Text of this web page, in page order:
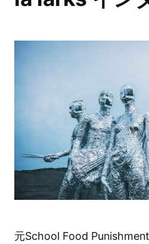
元School Food